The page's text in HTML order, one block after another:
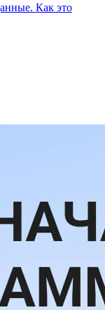
Как это